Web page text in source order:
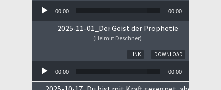
00:00 00:00
2025-11-01_Der Geist der Prophetie
(Helmut Deschner)
DOWNLOAD
LINK
00:00 00:00